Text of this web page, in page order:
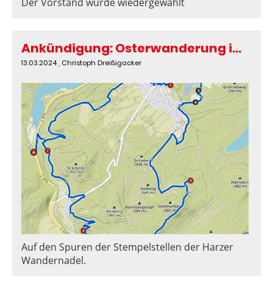
Ankündigung: Osterwanderung im Harz am 1. April 2024
13.03.2024 , Christoph Dreißigacker
Auf den Spuren der Stempelstellen der Harzer
Wandernadel.